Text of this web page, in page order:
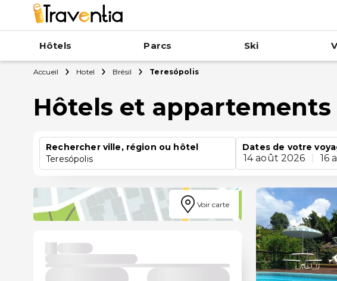
Hôtels Parcs Ski
Accueil Hotel Brésil Teresópolis
Hôtels et appartements
Rechercher ville, région ou hôtel
Teresópolis
Dates de votre
14 août 2026 16
Voir carte